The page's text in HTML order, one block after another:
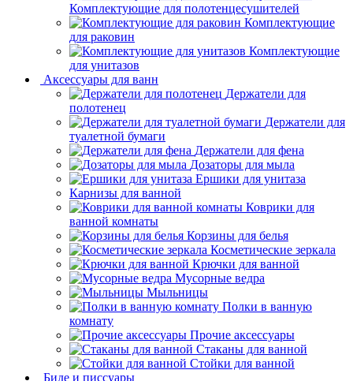
Комплектующие для полотенцесушителей
Комплектующие
для раковин
Комплектующие
для унитазов
Аксессуары для ванн
Держатели для
полотенец
Держатели для
туалетной бумаги
Держатели для фена
Дозаторы для мыла
Ершики для унитаза
Карнизы для ванной
Коврики для
ванной комнаты
Корзины для белья
Косметические зеркала
Крючки для ванной
Мусорные ведра
Мыльницы
Полки в ванную
комнату
Прочие аксессуары
Стаканы для ванной
Стойки для ванной
Биде и писсуары